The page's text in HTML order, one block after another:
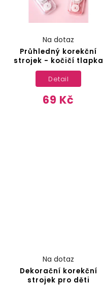
Průhledný korekční
strojek - kočičí tlapka
Na dotaz
69 Kč
Detail
Dekorační korekční
strojek pro děti
Na dotaz